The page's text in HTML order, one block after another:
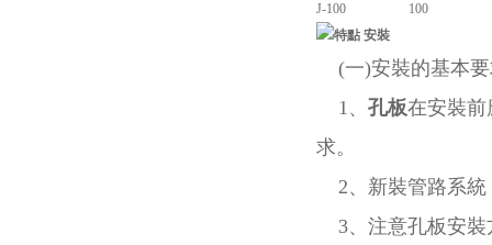
J-100
100
安裝
(一)安裝的基本要
1、 孔板在安裝前
求。
2、新裝管路系統
3、注意孔板安裝